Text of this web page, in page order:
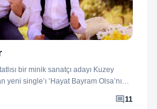
bir minik sanatçı adayı Kuzey
single’ı ‘Hayat Bayram Olsa’nın
comment11